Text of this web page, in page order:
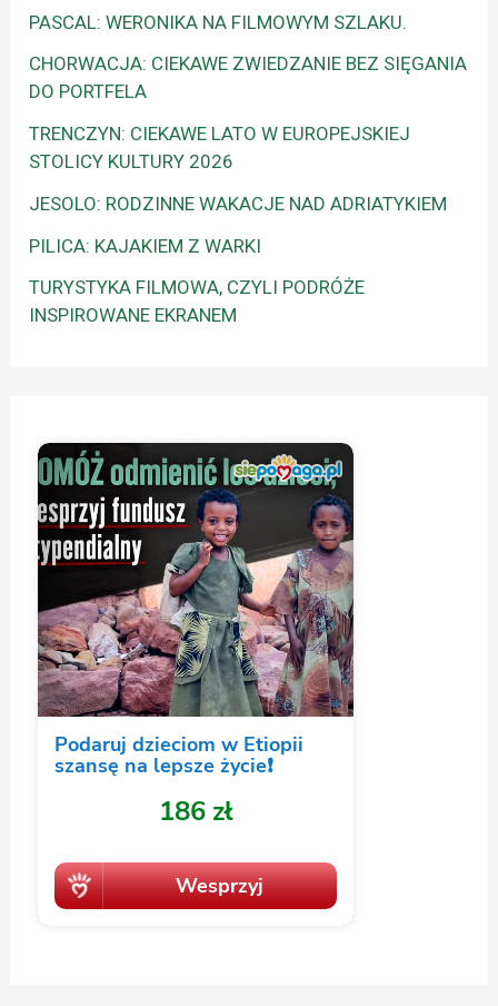
PASCAL: WERONIKA NA FILMOWYM SZLAKU.
CHORWACJA: CIEKAWE ZWIEDZANIE BEZ SIĘGANIA
DO PORTFELA
TRENCZYN: CIEKAWE LATO W EUROPEJSKIEJ
STOLICY KULTURY 2026
JESOLO: RODZINNE WAKACJE NAD ADRIATYKIEM
PILICA: KAJAKIEM Z WARKI
TURYSTYKA FILMOWA, CZYLI PODRÓŻE
INSPIROWANE EKRANEM